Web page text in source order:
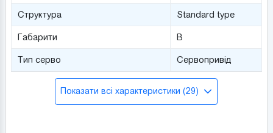
Структура Standard type
Габарити B
Тип серво Сервопривід
Показати всі характеристики (29)